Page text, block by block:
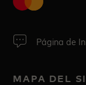
Página de
MAPA DEL